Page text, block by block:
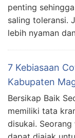
penting
saling toleransi.
lebih nyaman
7 Kebiasaan
Kabupaten
Bersikap Baik
memiliki tata
disukai.